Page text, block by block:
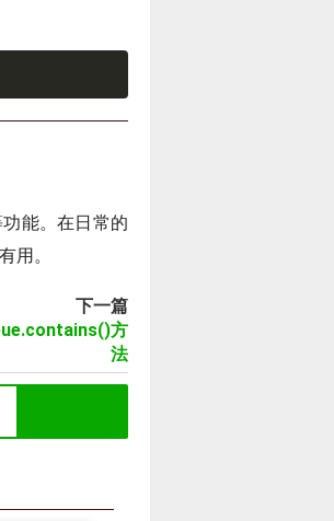
能。在日常的
用。
下一篇
方
法